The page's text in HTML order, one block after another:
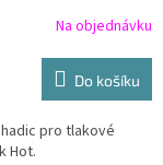
Na objednávku
Do košíku
pro tlakové
Hot.